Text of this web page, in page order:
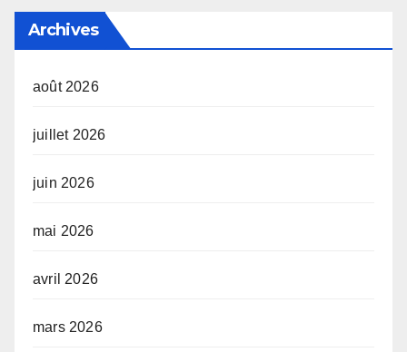
Archives
août 2026
juillet 2026
juin 2026
mai 2026
avril 2026
mars 2026